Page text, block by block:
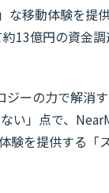
な移動体験を提
13億円の資金調
ーの力で解消
い」点で、
験を提供する「